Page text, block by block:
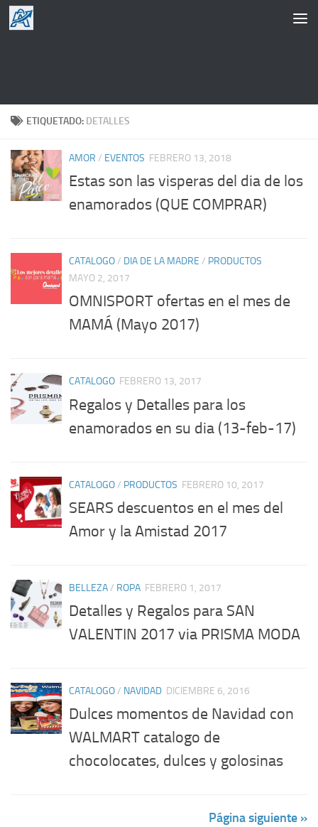
Saltar al contenido
ETIQUETADO: DETALLES
AMOR / EVENTOS FEBRERO 13, 2018
Estas son las visperas del dia de los
enamorados (QUE COMPRAR)
CATALOGO/ DIA DE LA MADRE / PRODUCTOS
MAYO 2, 2017
OMNISPORT ofertas en el mes de
MAMÁ (Mayo 2017)
CATALOGO FEBRERO 13, 2017
Regalos y Detalles para los
enamorados en su dia (13-feb-17)
CATALOGO/ PRODUCTOS FEBRERO 10, 2017
SEARS descuentos en el mes del
Amor y la Amistad 2017
BELLEZA/ ROPA FEBRERO 1, 2017
Detalles y Regalos para SAN
VALENTIN 2017 via PRISMA MODA
CATALOGO/ NAVIDAD DICIEMBRE 6, 2016
Dulces momentos de Navidad con
WALMART catalogo de
chocolocates, dulces y golosinas
Página siguiente »